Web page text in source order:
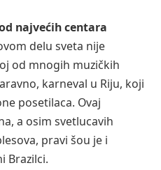
najvećih centara
delu sveta nije
od mnogih muzičkih
karneval u Riju, koji
posetilaca. Ovaj
a osim svetlucavih
pravi šou je i
Brazilci.